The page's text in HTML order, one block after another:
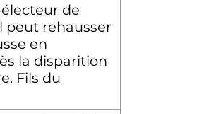
de
peut rehausser
en
la disparition
Fils du